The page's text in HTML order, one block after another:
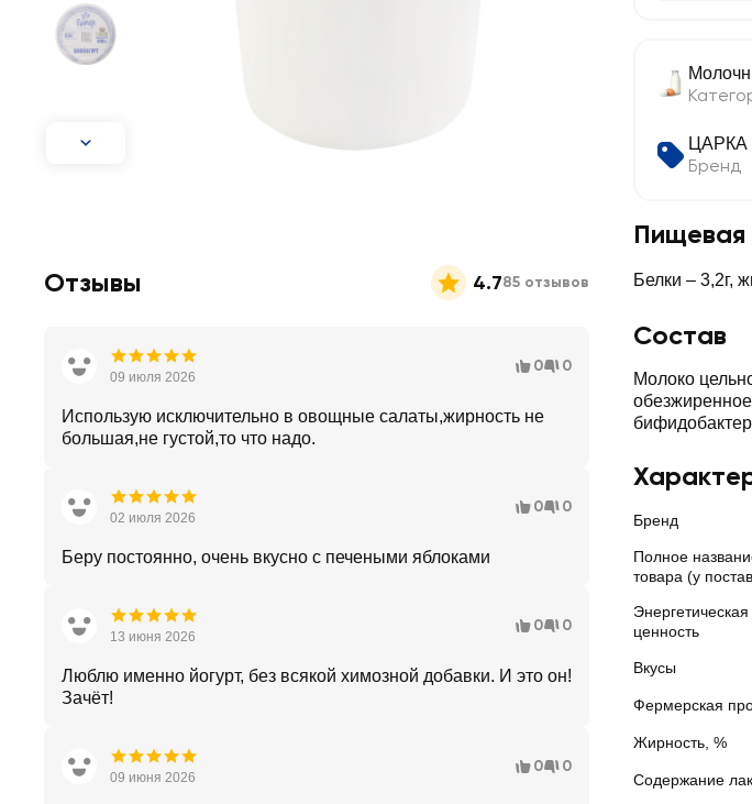
ЦАРКА
Бренд
Пищевая
Белки – 3,2г,
Состав
Молоко
Бренд
Полное
товара (у
Энергетическая
ценность
Вкусы
Фермерская
Жирность, %
Содержание
Отзывы 4.785 отзывов
09 июля 2026
0 0
Использую исключительно в овощные салаты,жирность не
большая,не густой,то что надо.
02 июля 2026
0 0
Беру постоянно, очень вкусно с печеными яблоками
13 июня 2026
0 0
Люблю именно йогурт, без всякой химозной добавки. И это он!
Зачёт!
09 июня 2026
0 0